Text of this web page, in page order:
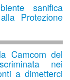
sanifica
Protezione
Camcom del
nei
a dimetterci